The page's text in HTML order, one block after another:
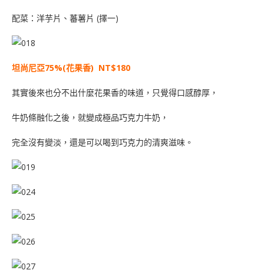
配菜：洋芋片、蕃薯片 (擇一)
坦尚尼亞75%(花果香) NT$180
其實後來也分不出什麼花果香的味道，只覺得口感醇厚，
牛奶條融化之後，就變成極品巧克力牛奶，
完全沒有變淡，還是可以喝到巧克力的清爽滋味。